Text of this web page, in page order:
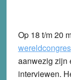
Op 18 t/m 20
wereldcongres
aanwezig zijn
interviewen.